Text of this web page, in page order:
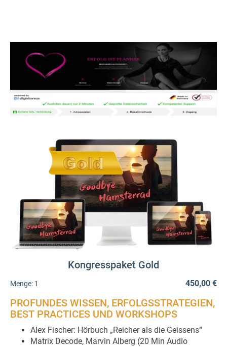
Kongresspaket Gold
Menge: 1 450,00 €
PROFUNDES WISSEN, ERFOLGSSTRATEGIEN,
BEST PRACTICES UND WORKSHOPS
Alex Fischer: Hörbuch „Reicher als die Geissens“
Matrix Decode, Marvin Alberg (20 Min Audio